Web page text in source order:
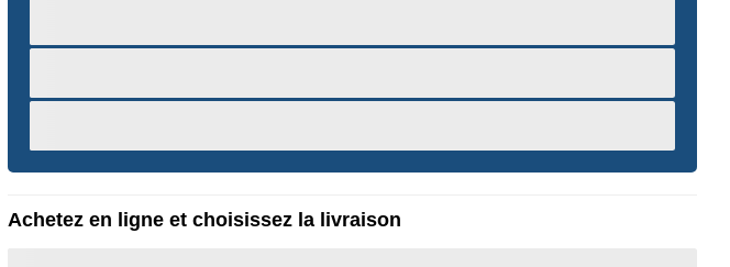
Achetez en ligne et choisissez la livraison